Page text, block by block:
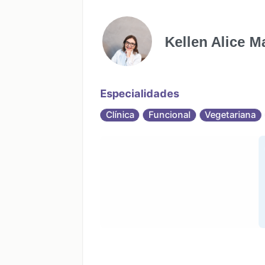
Kellen Alice
Especialidades
Clínica Funcional Vegetariana